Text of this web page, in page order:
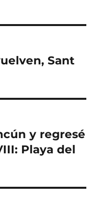
Sant
y regresé
Playa del